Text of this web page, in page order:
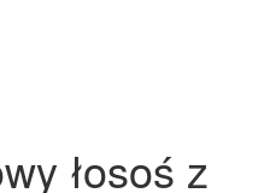
łosoś z